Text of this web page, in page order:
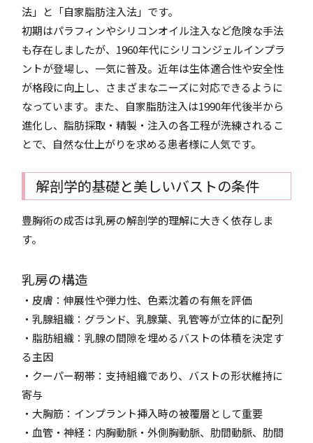
法」と「自家脂肪注入法」です。
初期はパラフィンやシリコンオイル注入など危険な手法
も存在しましたが、1960年代にシリコンジェルインプラ
ントが登場し、一気に普及。近年は生体適合性や安全性
が格段に向上し、さまざまなニーズに対応できるように
なっています。また、自家脂肪注入は1990年代後半から
進化し、脂肪採取・精製・注入の各工程が洗練されるこ
とで、自然な仕上がりを求める患者様に人気です。
解剖学的基礎と美しいバストの条件
豊胸術の成否は乳房の解剖学的理解に大きく依存しま
す。
乳房の構造
・皮膚：伸展性や弾力性、色素沈着の有無を評価
・乳腺組織：グランド、乳腺葉、乳管等が立体的に配列
・脂肪組織：乳腺の間隙を埋めるバストの体積を決定す
る主因
・クーパー靭帯：支持組織であり、バストの形状維持に
寄与
・大胸筋：インプラント挿入時の被覆層として重要
・血管・神経：内胸動脈・外側胸動脈、肋間動脈、肋間